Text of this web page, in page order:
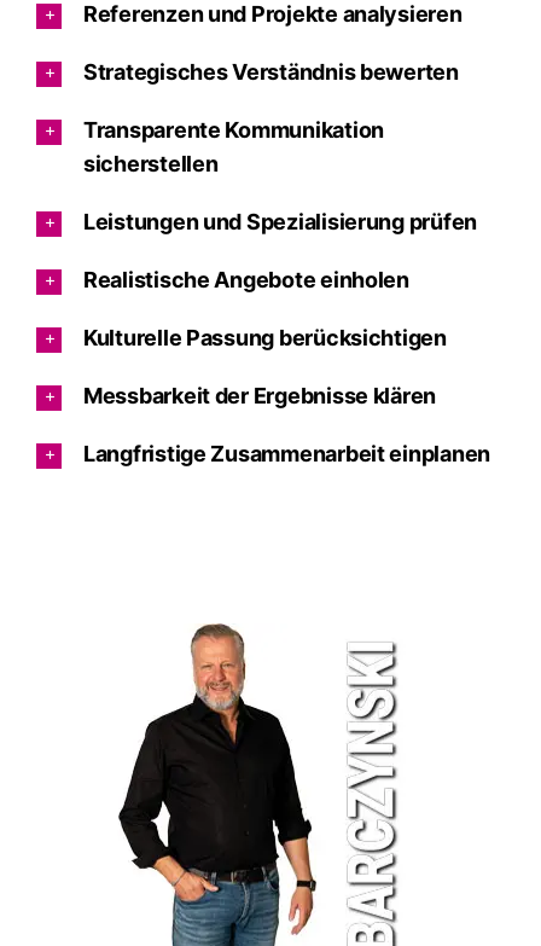
Referenzen und Projekte analysieren
Strategisches Verständnis bewerten
Transparente Kommunikation
sicherstellen
Leistungen und Spezialisierung prüfen
Realistische Angebote einholen
Kulturelle Passung berücksichtigen
Messbarkeit der Ergebnisse klären
Langfristige Zusammenarbeit einplanen